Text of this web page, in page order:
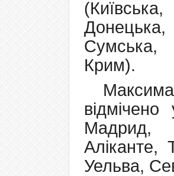
Сумська,
Крим).
Мадрид,
Аліканте,
Уельва,